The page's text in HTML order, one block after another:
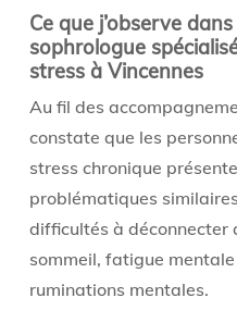
Ce que j’observe
sophrologue
stress à Vincennes
Au fil des
constate que les
stress chronique
problématiques
difficultés à déconnecter
sommeil, fatigue
ruminations mentales.